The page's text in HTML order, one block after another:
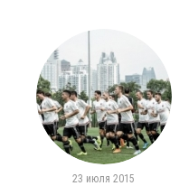
23 июля 2015